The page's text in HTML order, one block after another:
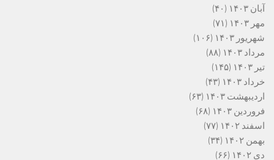
آبان ۱۴۰۳
(۴۰)
مهر ۱۴۰۳
(۷۱)
شهریور ۱۴۰۳
(۱۰۶)
مرداد ۱۴۰۳
(۸۸)
تیر ۱۴۰۳
(۱۴۵)
خرداد ۱۴۰۳
(۴۳)
اردیبهشت ۱۴۰۳
(۶۳)
فروردین ۱۴۰۳
(۶۸)
اسفند ۱۴۰۲
(۷۷)
بهمن ۱۴۰۲
(۳۴)
دی ۱۴۰۲
(۶۶)